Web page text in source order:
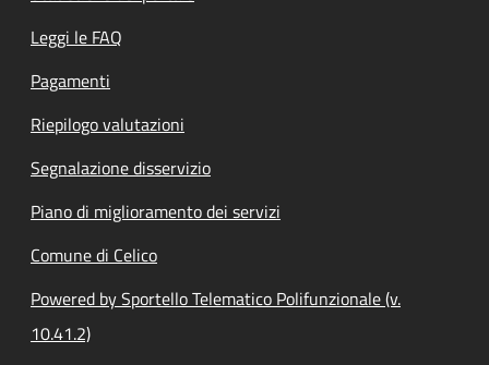
Leggi le FAQ
Pagamenti
Riepilogo valutazioni
Segnalazione disservizio
Piano di miglioramento dei servizi
Comune di Celico
Powered by Sportello Telematico Polifunzionale (v.
10.41.2)